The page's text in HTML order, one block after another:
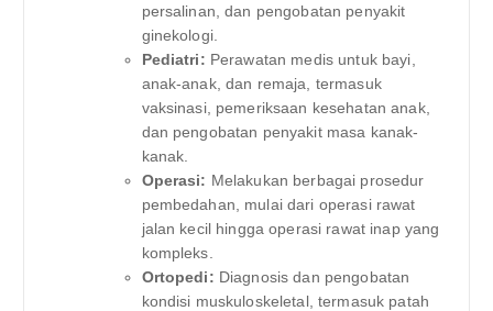
persalinan, dan pengobatan penyakit
ginekologi.
Pediatri: Perawatan medis untuk bayi,
anak-anak, dan remaja, termasuk
vaksinasi, pemeriksaan kesehatan anak,
dan pengobatan penyakit masa kanak-
kanak.
Operasi: Melakukan berbagai prosedur
pembedahan, mulai dari operasi rawat
jalan kecil hingga operasi rawat inap yang
kompleks.
Ortopedi: Diagnosis dan pengobatan
kondisi muskuloskeletal, termasuk patah